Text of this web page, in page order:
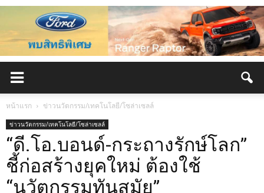
หน้าแรก ข่าวนวัตกรรม/เทคโนโลยี/โซล่าเซลล์
ข่าวนวัตกรรม/เทคโนโลยี/โซล่าเซลล์
“ดี.โอ.บอนด์-กระถางรักษ์โลก”
ชี้ก่อสร้างยุคใหม่ ต้องใช้
“นวัตกรรมทันสมัย”